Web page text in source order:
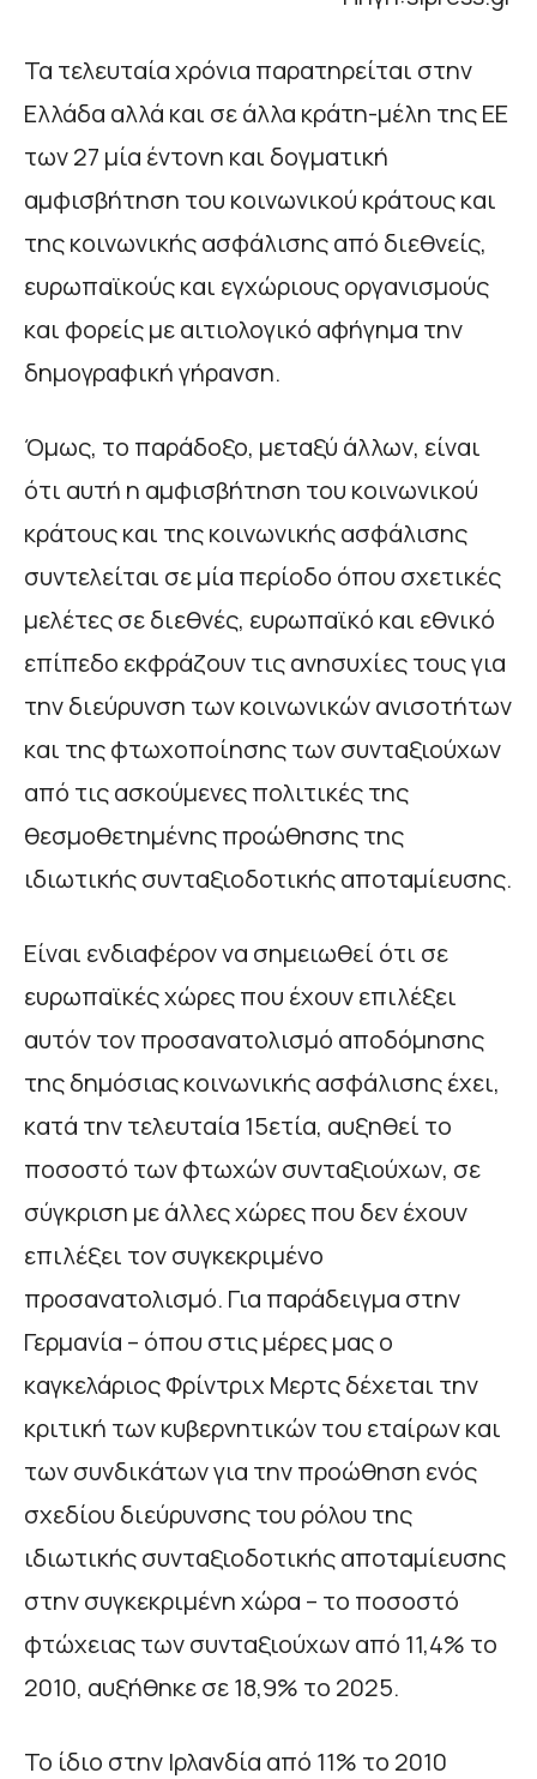
Τα τελευταία χρόνια παρατηρείται στην
Ελλάδα αλλά και σε άλλα κράτη-μέλη της ΕΕ
των 27 μία έντονη και δογματική
αμφισβήτηση του κοινωνικού κράτους και
της κοινωνικής ασφάλισης από διεθνείς,
ευρωπαϊκούς και εγχώριους οργανισμούς
και φορείς με αιτιολογικό αφήγημα την
δημογραφική γήρανση.
Όμως, το παράδοξο, μεταξύ άλλων, είναι
ότι αυτή η αμφισβήτηση του κοινωνικού
κράτους και της κοινωνικής ασφάλισης
συντελείται σε μία περίοδο όπου σχετικές
μελέτες σε διεθνές, ευρωπαϊκό και εθνικό
επίπεδο εκφράζουν τις ανησυχίες τους για
την διεύρυνση των κοινωνικών ανισοτήτων
και της φτωχοποίησης των συνταξιούχων
από τις ασκούμενες πολιτικές της
θεσμοθετημένης προώθησης της
ιδιωτικής συνταξιοδοτικής αποταμίευσης.
Είναι ενδιαφέρον να σημειωθεί ότι σε
ευρωπαϊκές χώρες που έχουν επιλέξει
αυτόν τον προσανατολισμό αποδόμησης
της δημόσιας κοινωνικής ασφάλισης έχει,
κατά την τελευταία 15ετία, αυξηθεί το
ποσοστό των φτωχών συνταξιούχων, σε
σύγκριση με άλλες χώρες που δεν έχουν
επιλέξει τον συγκεκριμένο
προσανατολισμό. Για παράδειγμα στην
Γερμανία – όπου στις μέρες μας ο
καγκελάριος Φρίντριχ Μερτς δέχεται την
κριτική των κυβερνητικών του εταίρων και
των συνδικάτων για την προώθηση ενός
σχεδίου διεύρυνσης του ρόλου της
ιδιωτικής συνταξιοδοτικής αποταμίευσης
στην συγκεκριμένη χώρα – το ποσοστό
φτώχειας των συνταξιούχων από 11,4% το
2010, αυξήθηκε σε 18,9% το 2025.
Το ίδιο στην Ιρλανδία από 11% το 2010